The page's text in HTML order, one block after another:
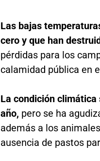
Las bajas
cero y que han
pérdidas para los
calamidad pública en
La condición
año, pero se ha
además a los
ausencia de pastos